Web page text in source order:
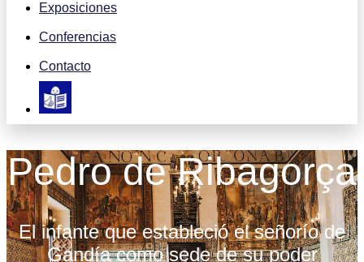
Exposiciones
Conferencias
Contacto
Pedro de Ribagorça
El infante que estableció el señorío de
Gandía como sede de su poder